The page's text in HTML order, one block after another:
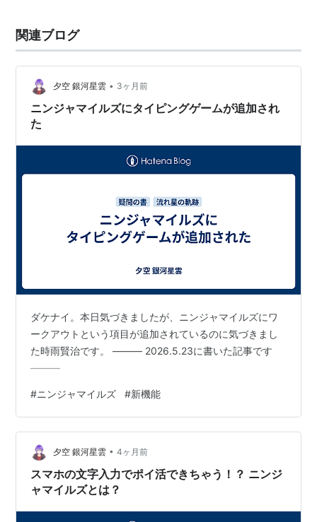
関連ブログ
夕空 銀河星雲 • 3ヶ月前
ニンジャマイルズにタイピングゲームが追加され
た
ダケナイ。本日気づきましたが、ニンジャマイルズにワ
ークアウトという項目が追加されているのに気づきまし
た時雨賢治です。 ――― 2026.5.23に書いた記事です
―――
#ニンジャマイルズ #新機能
夕空 銀河星雲 • 4ヶ月前
スマホの文字入力でポイ活できちゃう！？ ニンジ
ャマイルズとは？